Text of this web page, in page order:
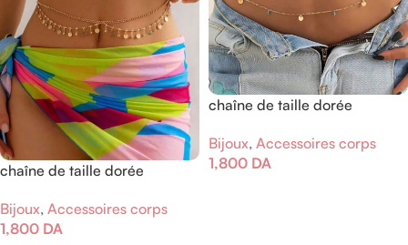
chaîne de taille dorée
Bijoux, Accessoires corps
1,800 DA
chaîne de taille dorée
Bijoux, Accessoires corps
1,800 DA